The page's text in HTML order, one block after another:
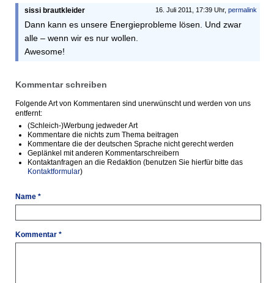
16. Juli 2011, 17:39 Uhr, permalink
sissi brautkleider
Dann kann es unsere Energieprobleme lösen. Und zwar
alle – wenn wir es nur wollen.
Awesome!
Kommentar schreiben
Folgende Art von Kommentaren sind unerwünscht und werden von uns
entfernt:
(Schleich-)Werbung jedweder Art
Kommentare die nichts zum Thema beitragen
Kommentare die der deutschen Sprache nicht gerecht werden
Geplänkel mit anderen Kommentarschreibern
Kontaktanfragen an die Redaktion (benutzen Sie hierfür bitte das
Kontaktformular)
Name *
Kommentar *